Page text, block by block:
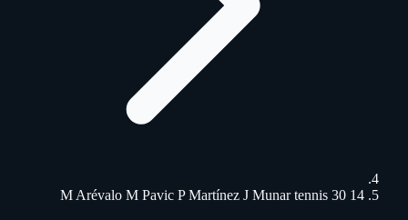
14 30 M Arévalo M Pavic P Martínez J Munar tennis